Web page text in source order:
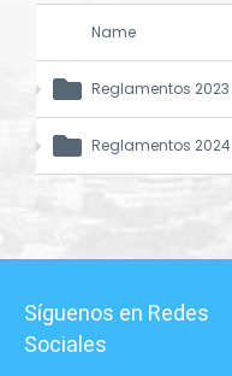
Name
Reglamentos 2023
Reglamentos 2024
Síguenos en Redes
Sociales